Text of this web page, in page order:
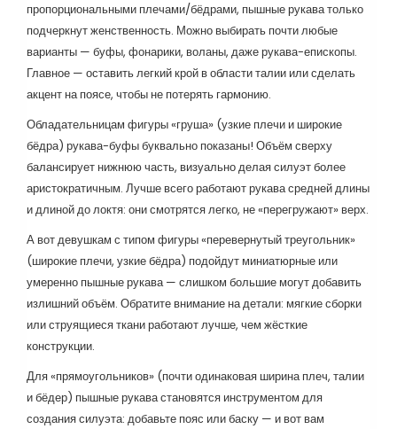
пропорциональными плечами/бёдрами, пышные рукава только
подчеркнут женственность. Можно выбирать почти любые
варианты — буфы, фонарики, воланы, даже рукава-епископы.
Главное — оставить легкий крой в области талии или сделать
акцент на поясе, чтобы не потерять гармонию.
Обладательницам фигуры «груша» (узкие плечи и широкие
бёдра) рукава-буфы буквально показаны! Объём сверху
балансирует нижнюю часть, визуально делая силуэт более
аристократичным. Лучше всего работают рукава средней длины
и длиной до локтя: они смотрятся легко, не «перегружают» верх.
А вот девушкам с типом фигуры «перевернутый треугольник»
(широкие плечи, узкие бёдра) подойдут миниатюрные или
умеренно пышные рукава — слишком большие могут добавить
излишний объём. Обратите внимание на детали: мягкие сборки
или струящиеся ткани работают лучше, чем жёсткие
конструкции.
Для «прямоугольников» (почти одинаковая ширина плеч, талии
и бёдер) пышные рукава становятся инструментом для
создания силуэта: добавьте пояс или баску — и вот вам